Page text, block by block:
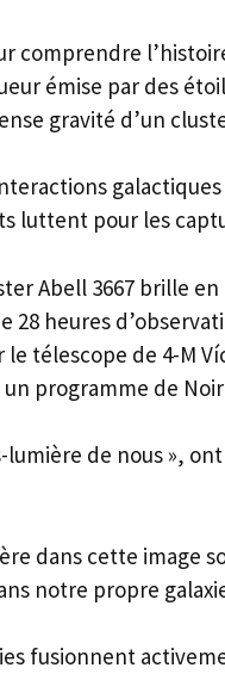
comprendre
émise par des
gravité d’un
luttent pour les
Abell 3667 brille
heures
télescope de 4-M
programme de
lumière de nous »,
dans cette image
notre propre
fusionnent